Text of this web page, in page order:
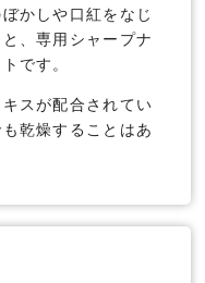
かしや口紅をなじ
、専用シャープナ
です。
スが配合されてい
乾燥することはあ